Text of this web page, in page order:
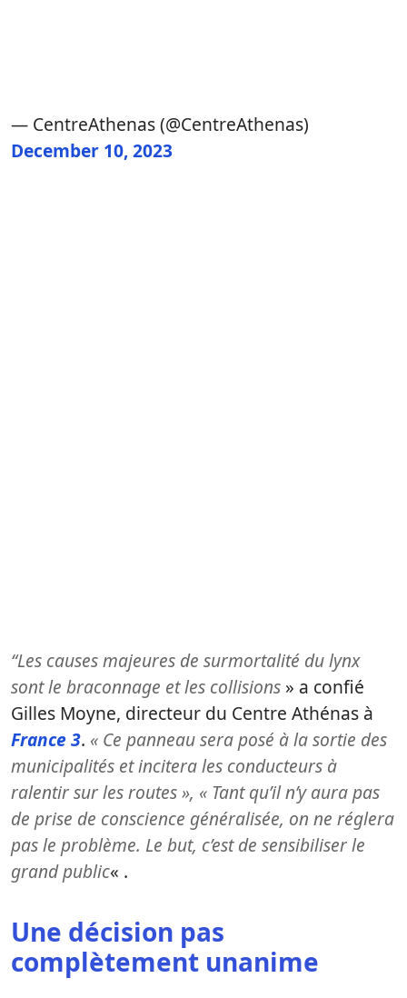
— CentreAthenas (@CentreAthenas)
December 10, 2023
“Les causes majeures de surmortalité du lynx
sont le braconnage et les collisions » a confié
Gilles Moyne, directeur du Centre Athénas à
France 3. « Ce panneau sera posé à la sortie des
municipalités et incitera les conducteurs à
ralentir sur les routes », « Tant qu’il n’y aura pas
de prise de conscience généralisée, on ne réglera
pas le problème. Le but, c’est de sensibiliser le
grand public« .
Une décision pas
complètement unanime